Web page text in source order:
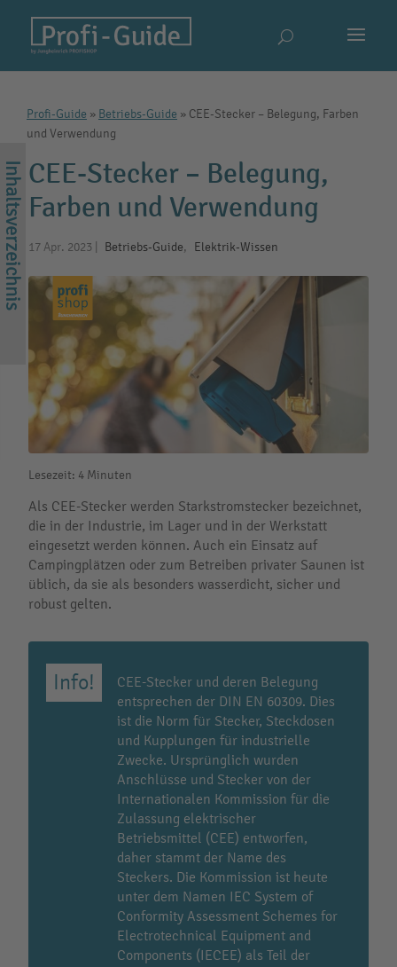
Profi-Guide » Betriebs-Guide » CEE-Stecker – Belegung, Farben
und Verwendung
CEE-Stecker – Belegung,
Farben und Verwendung
17 Apr. 2023 Betriebs-Guide, Elektrik-Wissen
Lesezeit: 4 Minuten
Als CEE-Stecker werden Starkstromstecker bezeichnet,
die in der Industrie, im Lager und in der Werkstatt
eingesetzt werden können. Auch ein Einsatz auf
Campingplätzen oder zum Betreiben privater Saunen ist
üblich, da sie als besonders wasserdicht, sicher und
robust gelten.
CEE-Stecker und deren Belegung
entsprechen der DIN EN 60309. Dies
ist die Norm für Stecker, Steckdosen
und Kupplungen für industrielle
Zwecke. Ursprünglich wurden
Anschlüsse und Stecker von der
Internationalen Kommission für die
Zulassung elektrischer
Betriebsmittel (CEE) entworfen,
daher stammt der Name des
Steckers. Die Kommission ist heute
unter dem Namen IEC System of
Conformity Assessment Schemes for
Electrotechnical Equipment and
Components (IECEE) als Teil der